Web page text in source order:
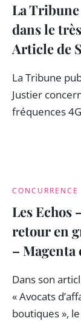
La Tribune
dans le
Article de
La Tribune
Justier
fréquences
CONCURRENCE
Les Echos
retour en
– Magenta
Dans son
« Avocats
boutiques »,